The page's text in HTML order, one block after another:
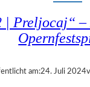
| Preljocaj“
am:24. Juli 2024